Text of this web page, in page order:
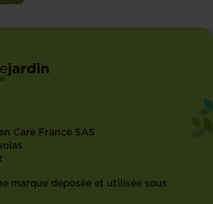
jardin
®
Care France SAS
marque déposée et utilisée sous